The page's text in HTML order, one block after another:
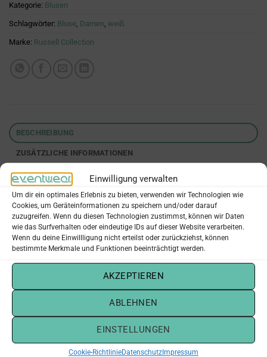
Einwilligung verwalten
Um dir ein optimales Erlebnis zu bieten, verwenden wir Technologien wie
Cookies, um Geräteinformationen zu speichern und/oder darauf
zuzugreifen. Wenn du diesen Technologien zustimmst, können wir Daten
wie das Surfverhalten oder eindeutige IDs auf dieser Website verarbeiten.
Wenn du deine Einwillligung nicht erteilst oder zurückziehst, können
bestimmte Merkmale und Funktionen beeinträchtigt werden.
AKZEPTIEREN
ABLEHNEN
EINSTELLUNGEN
Cookie-RichtlinieDatenschutzImpressum
Kategorie: Blusen
Schlagwörter: Bluse, Damen, weiß
Marke: Russell Collection
BESCHREIBUNG
ZUSÄTZLICHE INFORMATIONEN
REZENSIONEN (0)
Klassische Damenbluse in weiß – vielseitig kombinierbar
für Messen, Kongresse und Firmenevents. Ideal als Teil
eines einheitlichen Team-Outfits. Passt perfekt zu
Kostümen, Röcken und Hosen aus unserem Mietshop.
€/Tag mieten– inkl. professioneller Reinigung und
Lieferung zu Ihrem Einsatzort.
Klassische weiße Bluse aus der Russell Collection:
100% gekämmte Baumwolle, 120 g/m²
Pflegeleichtes Material